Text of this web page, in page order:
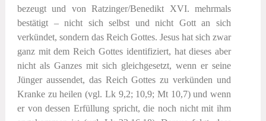
bezeugt und von Ratzinger/Benedikt XVI. mehrmals
bestätigt – nicht sich selbst und nicht Gott an sich
verkündet, sondern das Reich Gottes. Jesus hat sich zwar
ganz mit dem Reich Gottes identifiziert, hat dieses aber
nicht als Ganzes mit sich gleichgesetzt, wenn er seine
Jünger aussendet, das Reich Gottes zu verkünden und
Kranke zu heilen (vgl. Lk 9,2; 10,9; Mt 10,7) und wenn
er von dessen Erfüllung spricht, die noch nicht mit ihm